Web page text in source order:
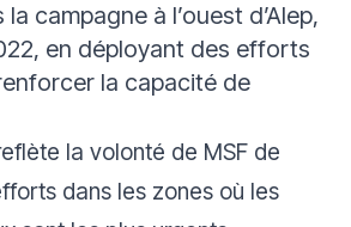
campagne à l’ouest d’Alep,
en déployant des efforts
la capacité de
la volonté de MSF de
dans les zones où les